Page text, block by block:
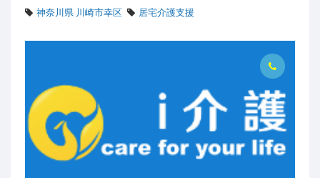
神奈川県 川崎市幸区
居宅介護支援